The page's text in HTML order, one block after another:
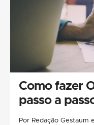
Como fazer
passo a
Por Redação Gestaum